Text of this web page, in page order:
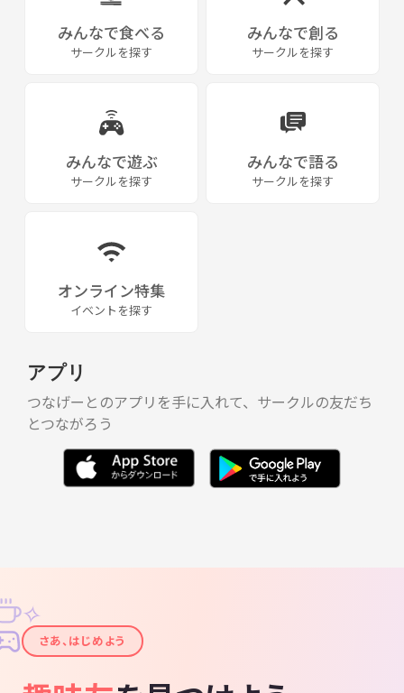
・酒癖悪い方はNG
不可でお願いします
（管理しきれないため。案は募集するかもしれません♪）
・ドタキャンが続く方は参加をお控えいただくことがあります
★ 申請の際は、下記の項目をご記載お願いします。ご記載がない場合は
１．申請条件を理解した旨のご記載お願いします
不慣れですが、ご協力いただき１から楽しい場を作っていけたら嬉しい
です♪
みんなで食べる
サークルを探す
みんなで創る
サークルを探す
みんなで遊ぶ
サークルを探す
みんなで語る
サークルを探す
オンライン特集
イベントを探す
アプリ
つなげーとのアプリを手に入れて、サークルの友だち
とつながろう
✦
✧
さあ、はじめよう